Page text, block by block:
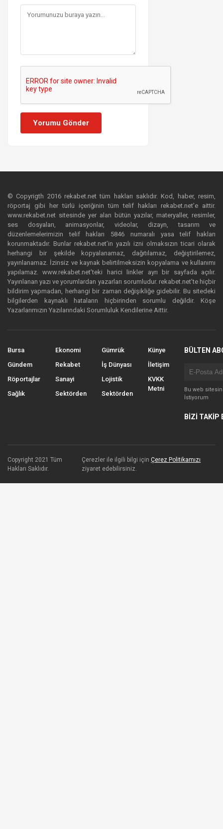
Yorumu Gönder
© Copyrigth 2016 rekabet.net tüm hakları saklıdır. Kod, haber, resim,
röportaj gibi her türlü içeriğinin tüm telif hakları rekabet.net’e aittir.
www.rekabet.net sitesinde yer alan bütün yazılar, materyaller, resimler,
ses dosyaları, animasyonlar, videolar, dizayn, tasarım ve
düzenlemelerimizin telif hakları 5846 numaralı yasa telif hakları
korunmaktadır. Bunlar rekabet.net’in yazılı izni olmaksızın ticari olarak
herhangi bir şekilde kopyalanamaz, dağıtılamaz, değiştirilemez,
yayınlanamaz. İzinsiz ve kaynak belirtilmeksizin kopyalama ve kullanımı
yapılamaz. www.rekabet.net’teki harici linkler ayrı bir sayfada açılır.
Yayınlanan yazı ve yorumlardan yazarları sorumludur. rekabet.net’te hiçbir
bildirim yapmadan, herhangi bir zaman değişikliğe gidebilir. Bu sitedeki
bilgilerden kaynaklı hataların hiçbirinden sorumlu değildir. Köşe
Yazarlarımızın Yazılarındaki Sorumluluk Kendilerine Aittir.
Bursa
Gündem
Röportajlar
Sağlık
Ekonomi
Rekabet
Sanayi
Sektörden
Gümrük
İş Dünyası
Lojistik
Sektörden
Künye
İletişim
KVKK
Metni
BÜLTEN
Bu web
İstiyorum
BİZİ TAKİP
Copyright 2021 Tüm
Hakları Saklıdır.
Çerezler ile ilgili bilgi içinÇerez Politikamızı
ziyaret edebilirsiniz.